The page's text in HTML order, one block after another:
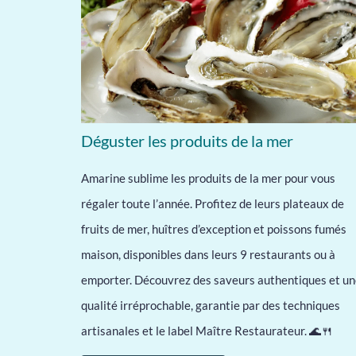
Déguster les produits de la mer
Amarine sublime les produits de la mer pour vous
régaler toute l’année. Profitez de leurs plateaux de
fruits de mer, huîtres d’exception et poissons fumés
maison, disponibles dans leurs 9 restaurants ou à
emporter. Découvrez des saveurs authentiques et
qualité irréprochable, garantie par des techniques
artisanales et le label Maître Restaurateur. 🌊🍴